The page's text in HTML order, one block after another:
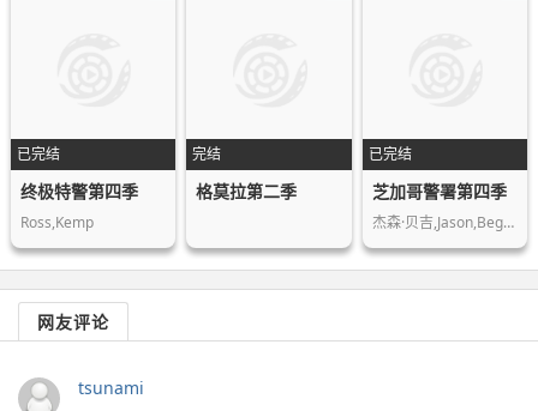
已完结
终极特警第四季
Ross,Kemp
完结
格莫拉第二季
已完结
芝加哥警署第四季
杰森·贝吉,Jason,Beghe,乔恩·塞达,…
网友评论
tsunami